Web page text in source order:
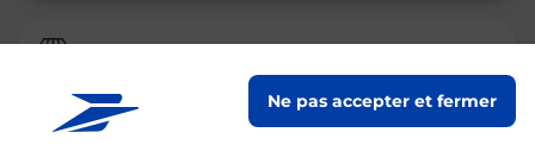
Ne pas accepter et fermer
Relais Pickup
TABAC LE COHIBA
ouvre vendredi à 09h30